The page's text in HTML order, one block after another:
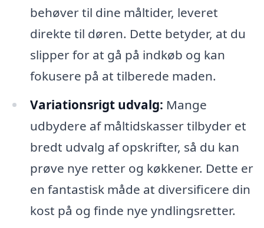
behøver til dine måltider, leveret
direkte til døren. Dette betyder, at du
slipper for at gå på indkøb og kan
fokusere på at tilberede maden.
Variationsrigt udvalg: Mange
udbydere af måltidskasser tilbyder et
bredt udvalg af opskrifter, så du kan
prøve nye retter og køkkener. Dette er
en fantastisk måde at diversificere din
kost på og finde nye yndlingsretter.